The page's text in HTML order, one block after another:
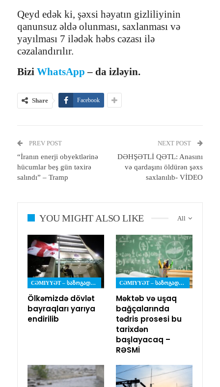
Qeyd edək ki, şəxsi həyatın gizliliyinin
qanunsuz əldə olunması, saxlanması və
yayılması 7 ilədək həbs cəzası ilə
cəzalandırılır.
Bizi WhatsApp – da izləyin.
Share Facebook
PREV POST
“İranın enerji obyektlərinə
hücumlar beş gün təxirə
salındı” – Tramp
NEXT POST
DƏHŞƏTLİ QƏTL: Anasını
və qardaşını öldürən şəxs
saxlanılıb- VİDEO
All
YOU MIGHT ALSO LIKE
CƏMIYYƏT – ᲡᲐᲖᲝᲒᲐᲓᲝᲔᲑᲐ
Ölkəmizdə dövlət
bayraqları yarıya
endirilib
CƏMIYYƏT – ᲡᲐᲖᲝᲒᲐᲓᲝᲔᲑᲐ
Məktəb və uşaq
bağçalarında
tədris prosesi bu
tarixdən
başlayacaq –
RƏSMİ